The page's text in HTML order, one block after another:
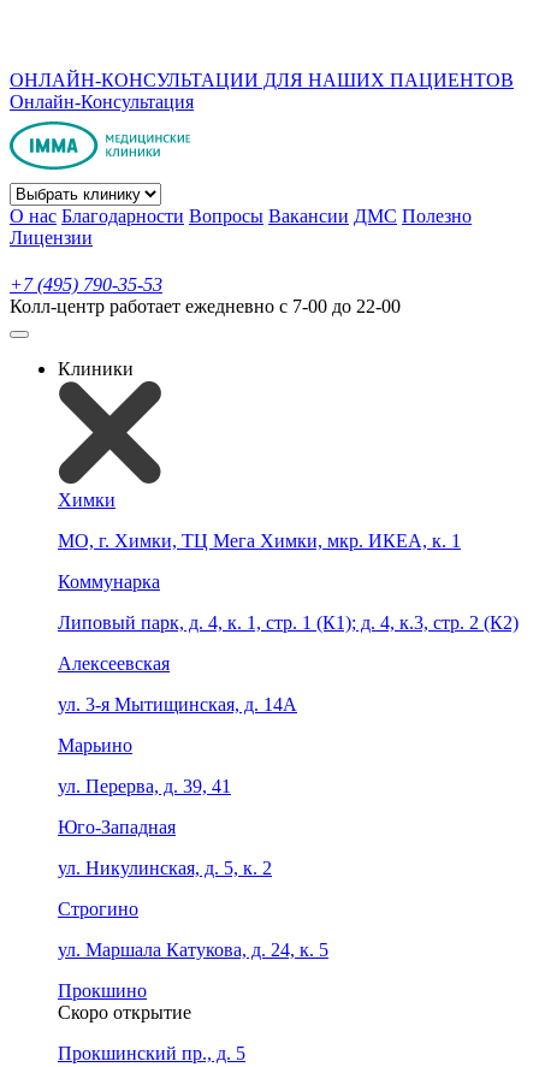
ОНЛАЙН-КОНСУЛЬТАЦИИ ДЛЯ НАШИХ ПАЦИЕНТОВ
Онлайн-Консультация
О нас Благодарности Вопросы Вакансии ДМС Полезно
Лицензии
+7 (495) 790-35-53
Колл-центр работает ежедневно с 7-00 до 22-00
Клиники
Химки
МО, г. Химки, ТЦ Мега Химки, мкр. ИКЕА, к. 1
Коммунарка
Липовый парк, д. 4, к. 1, стр. 1 (К1); д. 4, к.3, стр. 2 (К2)
Алексеевская
ул. 3-я Мытищинская, д. 14А
Марьино
ул. Перерва, д. 39, 41
Юго-Западная
ул. Никулинская, д. 5, к. 2
Строгино
ул. Маршала Катукова, д. 24, к. 5
Прокшино
Скоро открытие
Прокшинский пр., д. 5